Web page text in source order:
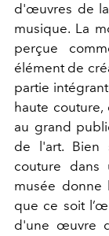
d'œuvres de
musique. La
perçue
élément de
partie
haute
au grand
de l'art. Bien
couture
musée
que ce soit
d'une œuvre